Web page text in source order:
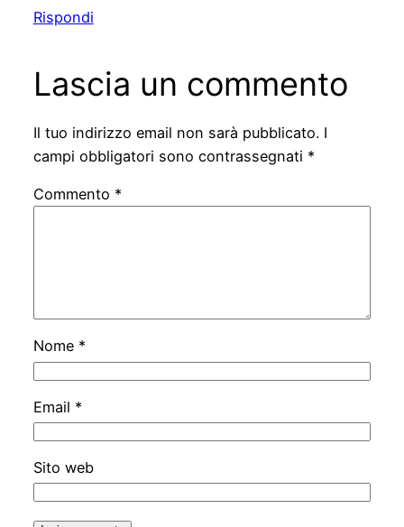
Rispondi
Lascia un commento
Il tuo indirizzo email non sarà pubblicato. I
campi obbligatori sono contrassegnati *
Commento *
Nome *
Email *
Sito web